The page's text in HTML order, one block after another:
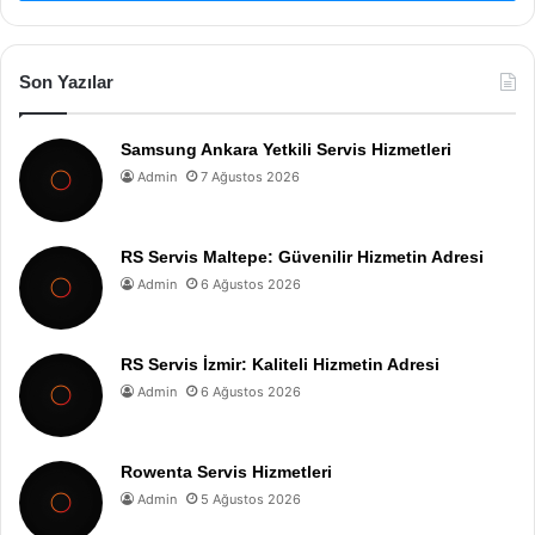
Son Yazılar
Samsung Ankara Yetkili Servis Hizmetleri
Admin 7 Ağustos 2026
RS Servis Maltepe: Güvenilir Hizmetin Adresi
Admin 6 Ağustos 2026
RS Servis İzmir: Kaliteli Hizmetin Adresi
Admin 6 Ağustos 2026
Rowenta Servis Hizmetleri
Admin 5 Ağustos 2026